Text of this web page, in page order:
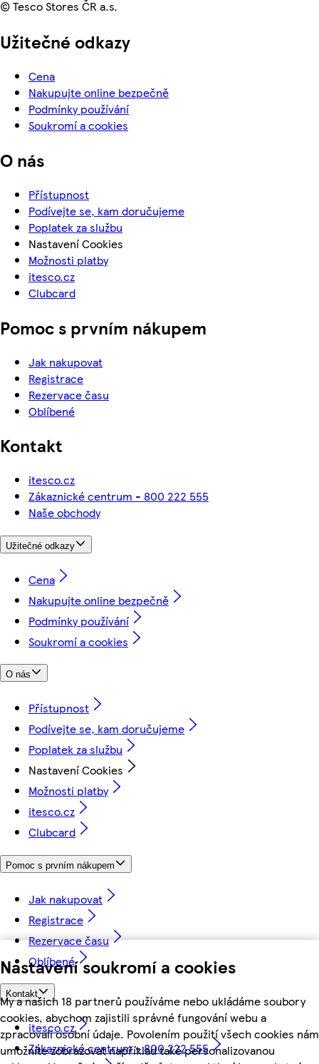
Nastavení soukromí a cookies
My a našich 18 partnerů používáme nebo ukládáme soubory
cookies, abychom zajistili správné fungování webu a
zpracovali osobní údaje. Povolením použití všech cookies nám
umožníte zobrazovat například také personalizovanou
© Tesco Stores ČR a.s.
Užitečné odkazy
Cena
Nakupujte online bezpečně
Podmínky používání
Soukromí a cookies
O nás
Přístupnost
Podívejte se, kam doručujeme
Poplatek za službu
Nastavení Cookies
Možnosti platby
itesco.cz
Clubcard
Pomoc s prvním nákupem
Jak nakupovat
Registrace
Rezervace času
Oblíbené
Kontakt
itesco.cz
Zákaznické centrum - 800 222 555
Naše obchody
Užitečné odkazy
Cena
Nakupujte online bezpečně
Podmínky používání
Soukromí a cookies
O nás
Přístupnost
Podívejte se, kam doručujeme
Poplatek za službu
Nastavení Cookies
Možnosti platby
itesco.cz
Clubcard
Pomoc s prvním nákupem
Jak nakupovat
Registrace
Rezervace času
Oblíbené
Kontakt
itesco.cz
Zákaznické centrum - 800 222 555